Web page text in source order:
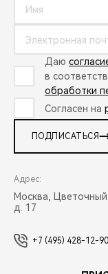
Даю
в
обработки
Согласен на
ПОДПИСАТЬСЯ
Адрес:
Москва,
д. 17
+7 (495) 428-12-90